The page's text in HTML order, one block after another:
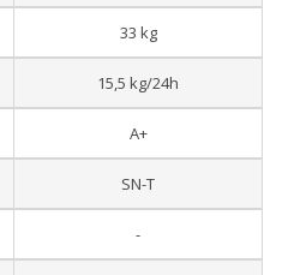
33 kg
15,5 kg/24h
A+
SN-T
-